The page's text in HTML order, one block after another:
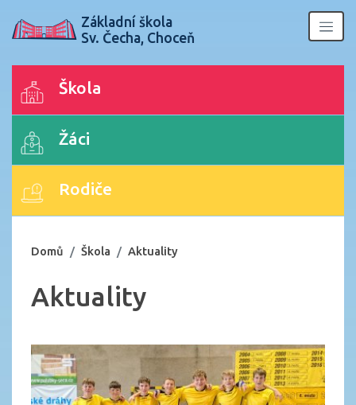
Základní škola
Sv. Čecha, Choceň
Škola
Žáci
Rodiče
Domů Škola Aktuality
Aktuality